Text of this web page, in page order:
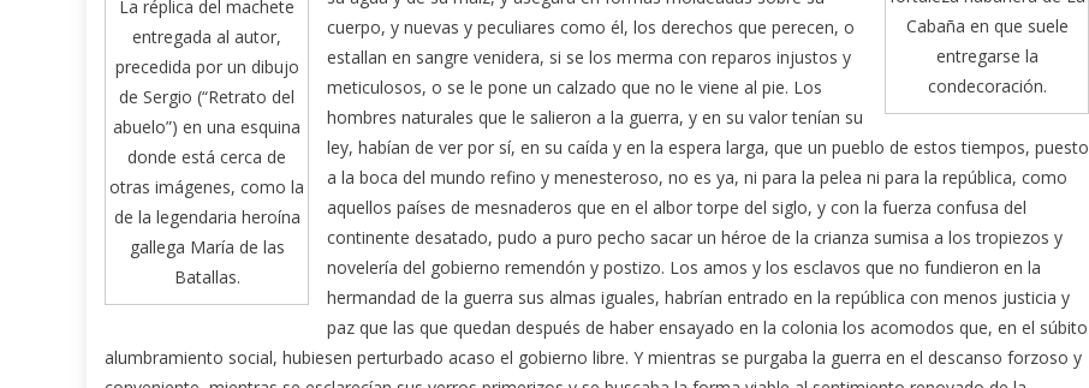
Cabaña en que suele
entregarse la
condecoración.
La réplica del machete
entregada al autor,
precedida por un dibujo
de Sergio (“Retrato del
abuelo”) en una esquina
donde está cerca de
otras imágenes, como la
de la legendaria heroína
gallega María de las
Batallas.
cuerpo, y nuevas y peculiares como él, los derechos que perecen, o
estallan en sangre venidera, si se los merma con reparos injustos y
meticulosos, o se le pone un calzado que no le viene al pie. Los
hombres naturales que le salieron a la guerra, y en su valor tenían su
ley, habían de ver por sí, en su caída y en la espera larga, que un pueblo de estos tiempos, puesto
a la boca del mundo refino y menesteroso, no es ya, ni para la pelea ni para la república, como
aquellos países de mesnaderos que en el albor torpe del siglo, y con la fuerza confusa del
continente desatado, pudo a puro pecho sacar un héroe de la crianza sumisa a los tropiezos y
novelería del gobierno remendón y postizo. Los amos y los esclavos que no fundieron en la
hermandad de la guerra sus almas iguales, habrían entrado en la república con menos justicia y
paz que las que quedan después de haber ensayado en la colonia los acomodos que, en el súbito
alumbramiento social, hubiesen perturbado acaso el gobierno libre. Y mientras se purgaba la guerra en el descanso forzoso y